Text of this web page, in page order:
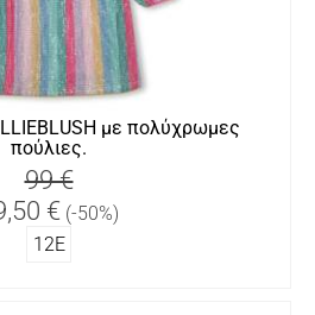
με πολύχρωμες
πούλιες.
99 €
€ (-50%)
12Ε